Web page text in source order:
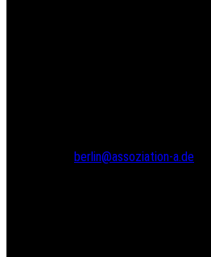
berlin@assoziation-a.de